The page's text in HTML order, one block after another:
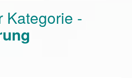
Kategorie -